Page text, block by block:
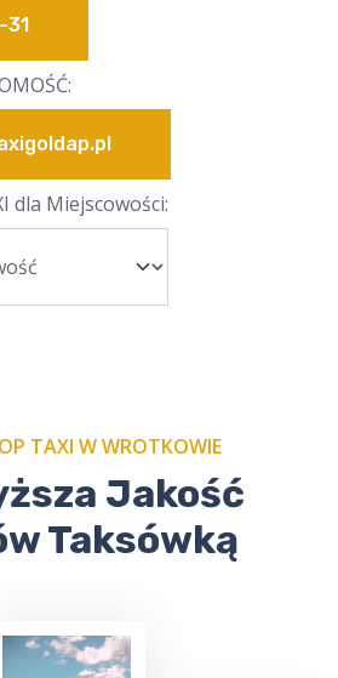
dla Miejscowości:
TAXI W WROTKOWIE
Jakość
Taksówką